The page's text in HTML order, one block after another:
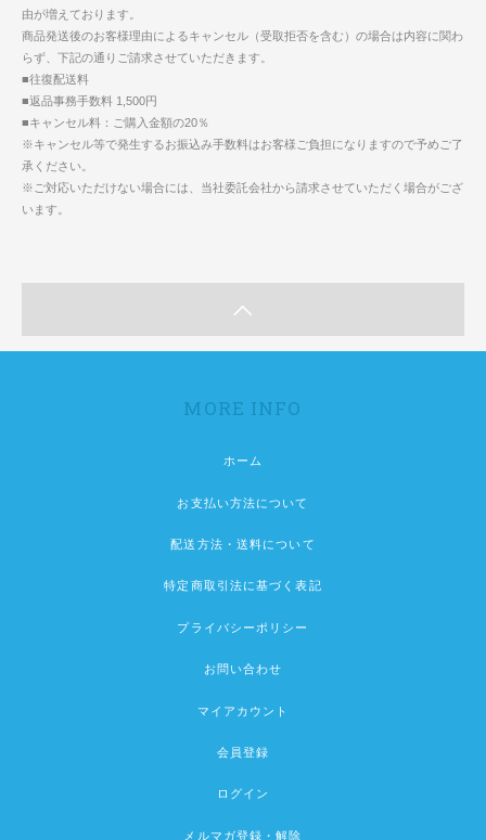
由が増えております。
商品発送後のお客様理由によるキャンセル（受取拒否を含む）の場合は内容に関わ
らず、下記の通りご請求させていただきます。
■往復配送料
■返品事務手数料 1,500円
■キャンセル料：ご購入金額の20％
※キャンセル等で発生するお振込み手数料はお客様ご負担になりますので予めご了
承ください。
※ご対応いただけない場合には、当社委託会社から請求させていただく場合がござ
います。
MORE INFO
ホーム
お支払い方法について
配送方法・送料について
特定商取引法に基づく表記
プライバシーポリシー
お問い合わせ
マイアカウント
会員登録
ログイン
メルマガ登録・解除